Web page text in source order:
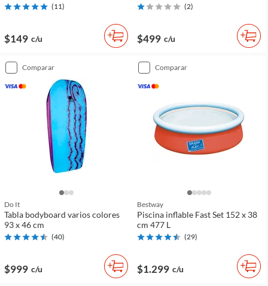
(11)
$149 c/u
(2)
$499 c/u
comparar
Do It
Tabla bodyboard varios colores
93 x 46 cm
(40)
$999 c/u
comparar
Bestway
Piscina inflable Fast Set 152 x 38
cm 477 L
(29)
$1.299 c/u